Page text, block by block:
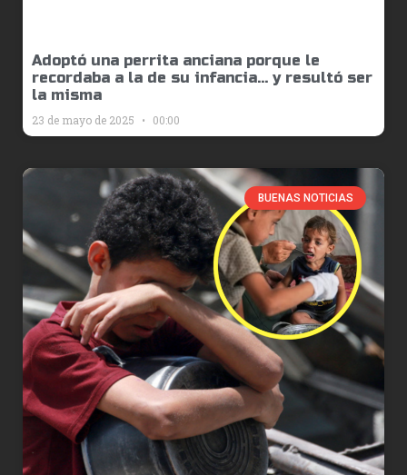
Adoptó una perrita anciana porque le
recordaba a la de su infancia… y resultó ser
la misma
23 de mayo de 2025 00:00
BUENAS NOTICIAS